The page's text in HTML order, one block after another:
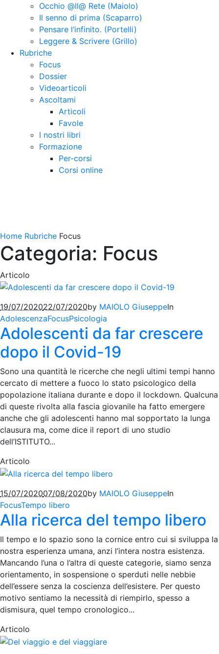
Occhio @ll@ Rete (Maiolo)
Il senno di prima (Scaparro)
Pensare l’infinito. (Portelli)
Leggere & Scrivere (Grillo)
Rubriche
Focus
Dossier
Videoarticoli
Ascoltami
Articoli
Favole
I nostri libri
Formazione
Per-corsi
Corsi online
Home Rubriche Focus
Categoria: Focus
Articolo
19/07/202022/07/2020by MAIOLO GiuseppeIn
AdolescenzaFocusPsicologia
Adolescenti da far crescere
dopo il Covid-19
Sono una quantità le ricerche che negli ultimi tempi hanno
cercato di mettere a fuoco lo stato psicologico della
popolazione italiana durante e dopo il lockdown. Qualcuna
di queste rivolta alla fascia giovanile ha fatto emergere
anche che gli adolescenti hanno mal sopportato la lunga
clausura ma, come dice il report di uno studio
dell’ISTITUTO...
Articolo
15/07/202007/08/2020by MAIOLO GiuseppeIn
FocusTempo libero
Alla ricerca del tempo libero
Il tempo e lo spazio sono la cornice entro cui si sviluppa la
nostra esperienza umana, anzi l’intera nostra esistenza.
Mancando l’una o l’altra di queste categorie, siamo senza
orientamento, in sospensione o sperduti nelle nebbie
dell’essere senza la coscienza dell’esistere. Per questo
motivo sentiamo la necessità di riempirlo, spesso a
dismisura, quel tempo cronologico...
Articolo